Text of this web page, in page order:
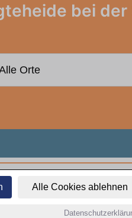
Alle Cookies ablehnen
bei der
Quereinsteiger